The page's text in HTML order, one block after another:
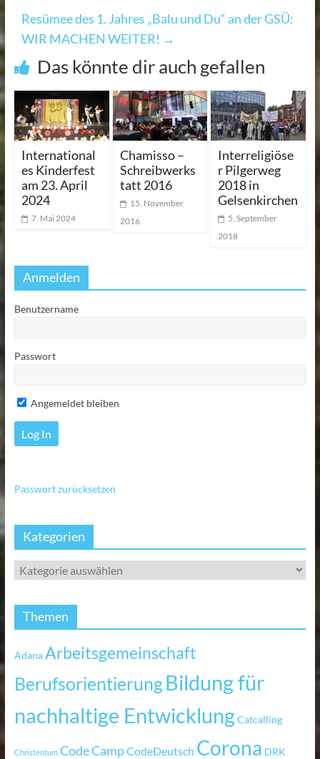
Resümee des 1. Jahres „Balu und Du“ an der GSÜ:
WIR MACHEN WEITER! →
Das könnte dir auch gefallen
International
es Kinderfest
am 23. April
2024
7. Mai 2024
Chamisso –
Schreibwerks
tatt 2016
15. November
2016
Interreligiöse
r Pilgerweg
2018 in
Gelsenkirchen
5. September
2018
Anmelden
Benutzername
Passwort
Angemeldet bleiben
Passwort zurücksetzen
Kategorien
Themen
AdanaArbeitsgemeinschaft
BerufsorientierungBildung für
nachhaltige EntwicklungCatcalling
Christentum Code CampCodeDeutsch Corona DRK